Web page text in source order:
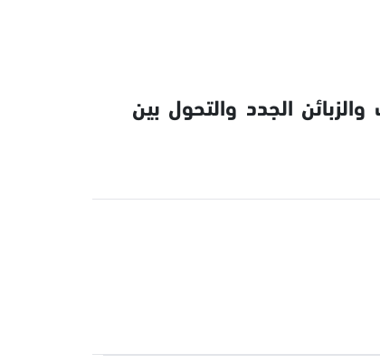
الجدد والتحول بين